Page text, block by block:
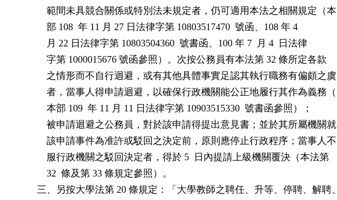
              範間未具競合關係或特別法未規定者，仍可適用本法之相關規定（本
              部 108  年 11 月 27 日法律字第 10803517470  號函、108 年 4
              月 22 日法律字第 10803504360  號書函、100 年 7  月 4  日法律
              字第 1000015676 號函參照）。次按公務員有本法第 32 條所定各款
              之情形而不自行迴避，或有其他具體事實足認其執行職務有偏頗之虞
              者，當事人得申請迴避，以確保行政機關能公正地履行其作為義務（
              本部 109  年 11 月 11 日法律字第 10903515330  號書函參照）；
              被申請迴避之公務員，對於該申請得提出意見書；並於其所屬機關就
              該申請事件為准許或駁回之決定前，原則應停止行政程序；當事人不
              服行政機關之駁回決定者，得於 5  日內提請上級機關覆決（本法第
              32  條及第 33 條規定參照）。
          三、另按大學法第 20 條規定：「大學教師之聘任、升等、停聘、解聘、